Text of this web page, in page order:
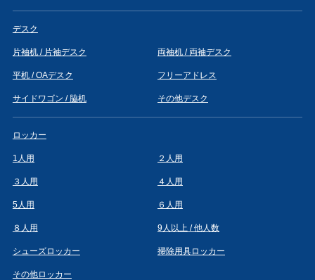
デスク
片袖机 / 片袖デスク 両袖机 / 両袖デスク
平机 / OAデスク フリーアドレス
サイドワゴン / 脇机 その他デスク
ロッカー
1人用 ２人用
３人用 ４人用
5人用 ６人用
８人用 9人以上 / 他人数
シューズロッカー 掃除用具ロッカー
その他ロッカー